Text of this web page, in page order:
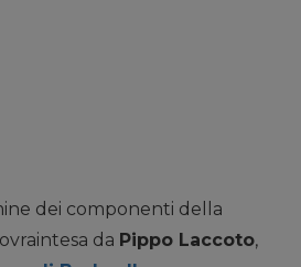
dei componenti della
da Pippo Laccoto,